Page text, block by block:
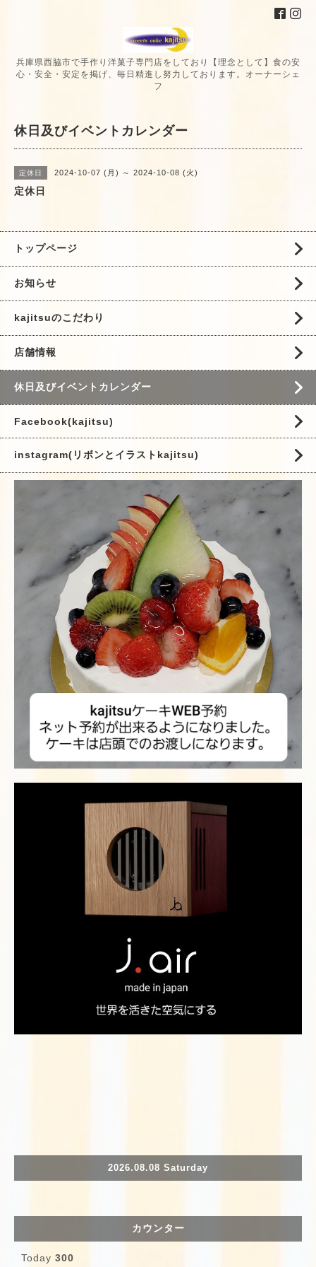
兵庫県西脇市で手作り洋菓子専門店をしており【理念として】食の安
心・安全・安定を掲げ、毎日精進し努力しております。オーナーシェ
フ
休日及びイベントカレンダー
定休日 2024-10-07 (月) ～ 2024-10-08 (火)
定休日
トップページ
お知らせ
kajitsuのこだわり
店舗情報
休日及びイベントカレンダー
Facebook(kajitsu)
instagram(リボンとイラストkajitsu)
2026.08.08 Saturday
カウンター
Today 300